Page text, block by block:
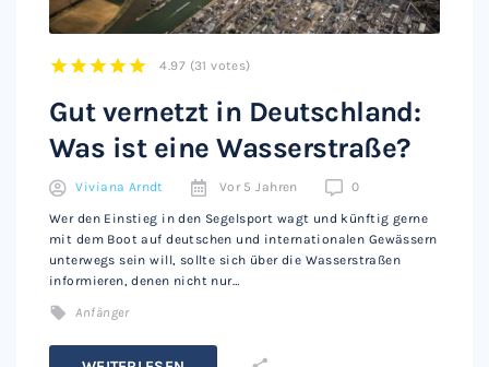
4.97 (31 votes)
Gut vernetzt in Deutschland:
Was ist eine Wasserstraße?
Viviana Arndt Vor 5 Jahren 0
Wer den Einstieg in den Segelsport wagt und künftig gerne
mit dem Boot auf deutschen und internationalen Gewässern
unterwegs sein will, sollte sich über die Wasserstraßen
informieren, denen nicht nur…
Anfänger